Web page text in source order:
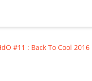
#11 : Back To Cool 2016